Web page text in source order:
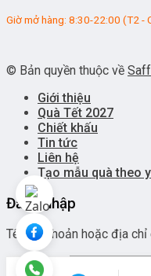
Giờ mở hàng: 8:30-22:00 (T2 -
© Bản quyền thuộc về
Giới thiệu
Quà Tết 2027
Chiết khấu
Tin tức
Liên hệ
Tạo mẫu quà theo
Đăng nhập
Tên tài khoản hoặc địa chỉ
Mật khẩu